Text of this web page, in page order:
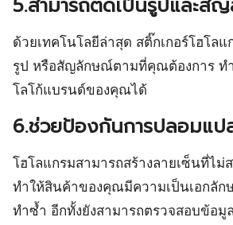
ด้วยเทคโนโลยีล่าสุด สติ๊กเกอร์โฮโล
รูป หรือสัญลักษณ์ตามที่คุณต้องการ ท
โลโก้แบรนด์ของคุณได้
6.ช่วยป้องกันการปลอมแป
โฮโลแกรมสามารถสร้างลายเซ็นที่ไม่
ทำให้สินค้าของคุณมีความเป็นเอกลัก
ทำซ้ำ อีกทั้งยังสามารถตรวจสอบข้อมู